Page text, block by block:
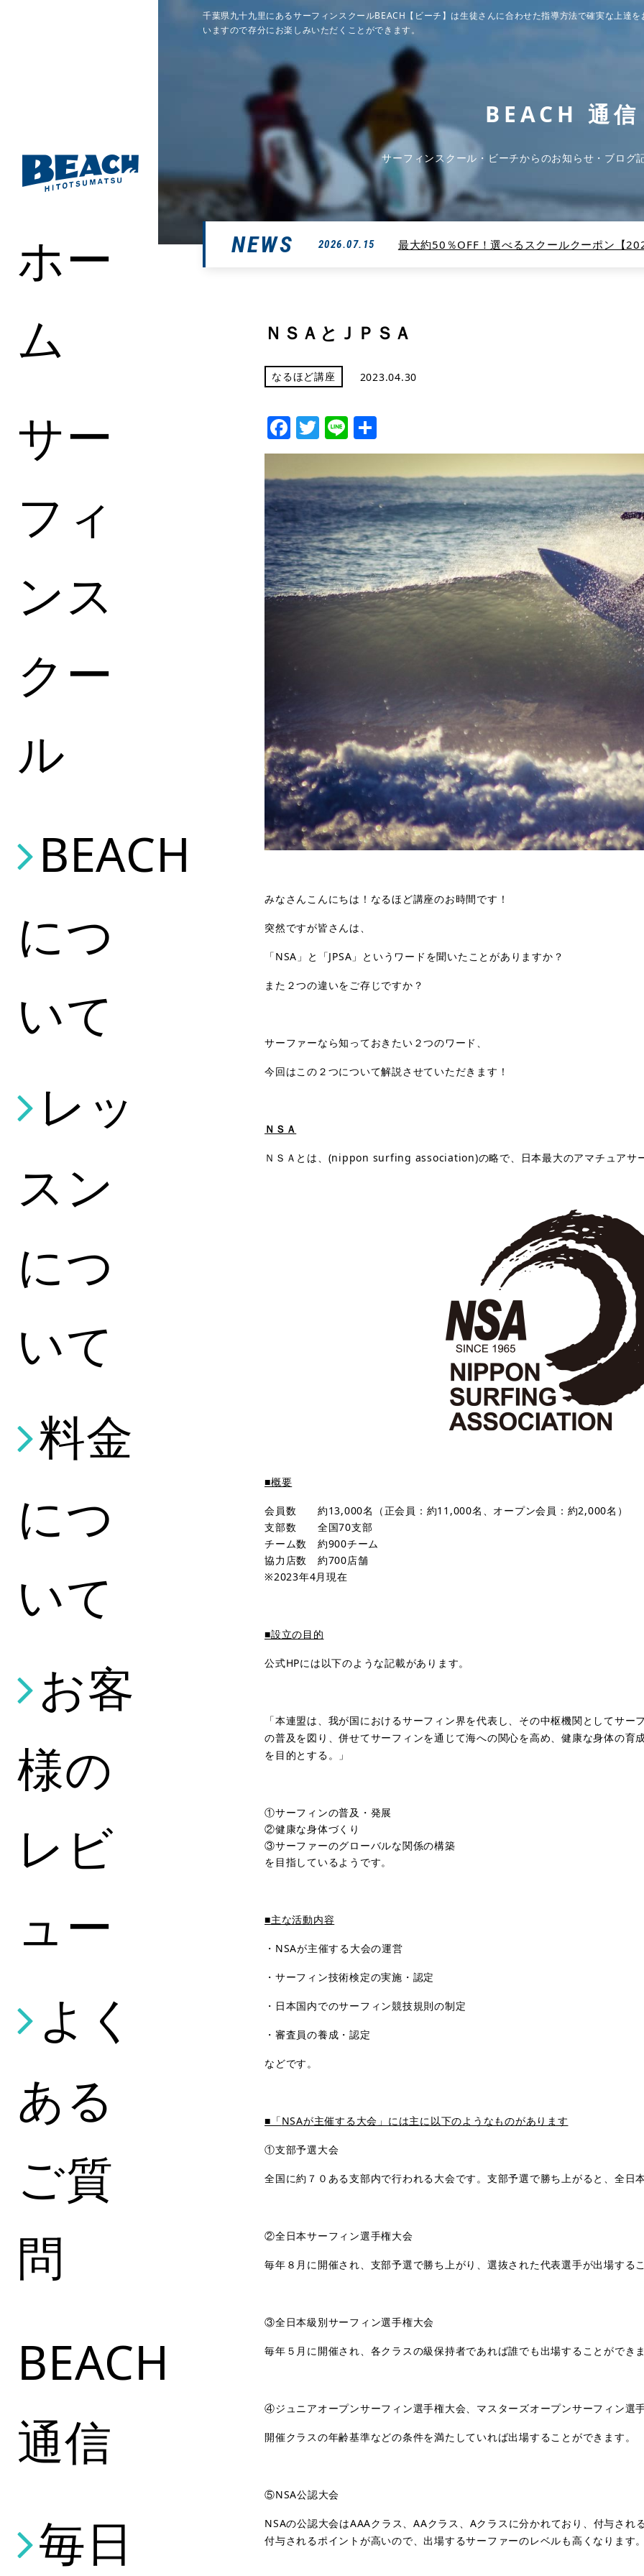
ホー
ム
サー
フィ
ンス
クー
ル
BEACH
につ
いて
レッ
スン
につ
いて
料金
につ
いて
お客
様の
レビ
ュー
よく
ある
ご質
問
BEACH
通信
毎日
千葉県九十九里にあるサーフィンスクールBEACH【ビーチ】は生徒さんに合わせた指導方法で確実な上達
いますので存分にお楽しみいただくことができます。
BEACH 通信
サーフィンスクール・ビーチからのお知らせ・ブログ
NEWS 2026.07.15 最大約50％OFF！選べるスクールクーポン【
ＮＳＡとＪＰＳＡ
なるほど講座 2023.04.30
Facebook
Twitter
Line
有
みなさんこんにちは！なるほど講座のお時間です！
突然ですが皆さんは、
「NSA 」と「JPSA 」というワードを聞いたことがありますか？
また２つの違いをご存じですか？
サーファーなら知っておきたい２つのワード、
今回はこの２つについて解説させていただきます！
ＮＳＡ
ＮＳＡとは、 (nippon surfing association)の略で、日本最大のアマチュアサ
■概要
会員数 約13,000名（正会員：約11,000名、オープン会員：約2,000名）
支部数 全国70支部
チーム数 約900チーム
協力店数 約700店舗
※2023年4月現在
■設立の目的
公式HPには以下のような記載があります。
「本連盟は、我が国におけるサーフィン界を代表し、その中枢機関としてサ
の普及を図り、併せてサーフィンを通じて海への関心を高め、健康な身体の育
を目的とする。」
①サーフィンの普及・発展
②健康な身体づくり
③サーファーのグローバルな関係の構築
を目指しているようです。
■主な活動内容
・ NSAが主催する大会の運営
・サーフィン技術検定の実施・認定
・日本国内でのサーフィン競技規則の制定
・審査員の養成・認定
などです。
■「NSAが主催する大会」には主に以下のようなものがあります
①支部予選大会
全国に約７０ある支部内で行われる大会です。支部予選で勝ち上がると、全日
②全日本サーフィン選手権大会
毎年８月に開催され、支部予選で勝ち上がり、選抜された代表選手が出場する
③全日本級別サーフィン選手権大会
毎年５月に開催され、各クラスの級保持者であれば誰でも出場することができま
④ジュニアオープンサーフィン選手権大会、マスターズオープンサーフィン選
開催クラスの年齢基準などの条件を満たしていれば出場することができます。
⑤NSA公認大会
NSAの公認大会はAAAクラス、 AAクラス、 Aクラスに分かれており、付与され
付与されるポイントが高いので、出場するサーファーのレベルも高くなります。